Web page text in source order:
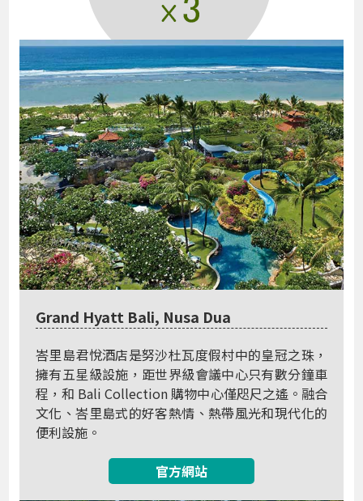
Grand Hyatt Bali, Nusa Dua
峇里島君悅酒店是努沙杜瓦度假村中的皇冠之珠，
擁有五星級設施，距世界級會議中心只有數分鐘車
程，和 Bali Collection 購物中心僅咫尺之遙。融合
文化、峇里島式的好客熱情、熱帶風光和現代化的
便利設施。
官方網站